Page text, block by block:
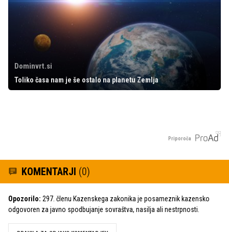
Dominvrt.si
Toliko časa nam je še ostalo na planetu Zemlja
Priporoča
KOMENTARJI (0)
Opozorilo: 297. členu Kazenskega zakonika je posameznik kazensko
odgovoren za javno spodbujanje sovraštva, nasilja ali nestrpnosti.